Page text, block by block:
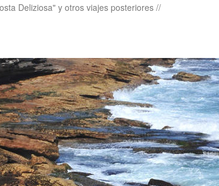
Deliziosa" y otros viajes posteriores //